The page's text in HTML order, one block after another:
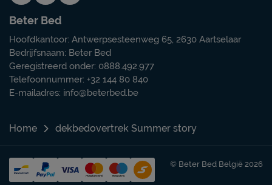
Beter Bed
Hoofdkantoor: Antwerpsesteenweg 65, 2630 Aartselaar
Bedrijfsnaam: Beter Bed
Geregistreerd onder: 0888.492.977
Telefoonnummer: +32 144 80 840
E-mailadres: info@beterbed.be
Home dekbedovertrek Summer story
© Beter Bed België 2026